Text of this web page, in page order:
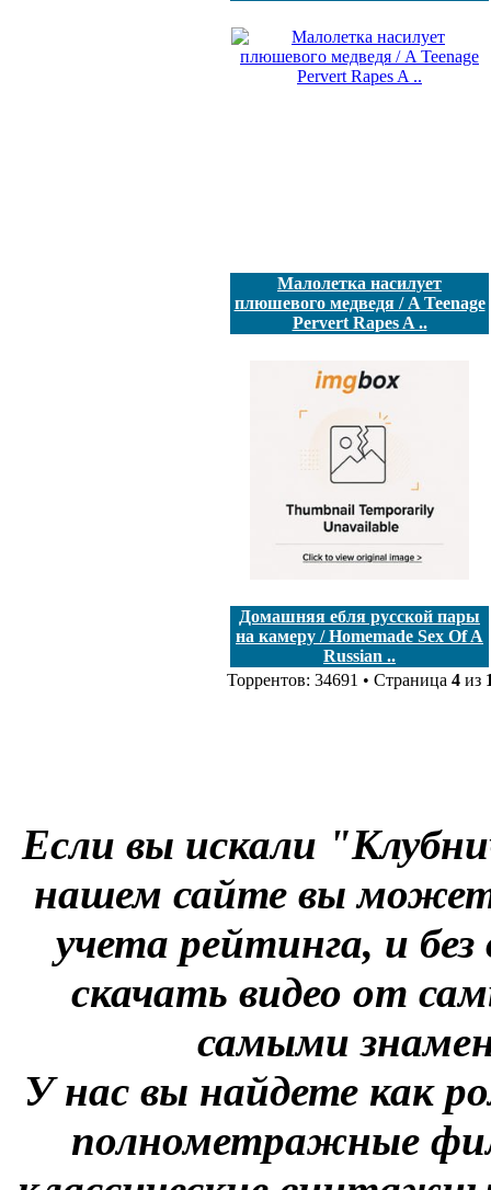
Малолетка насилует
плюшевого медведя / A Teenage
Pervert Rapes A ..
Домашняя ебля русской пары
на камеру / Homemade Sex Of A
Russian ..
Торрентов: 34691 • Страница 4 из
Если вы искали
нашем сайте вы
учета рейтинга, и
скачать видео от
самыми
У нас вы найдете как
полнометражные